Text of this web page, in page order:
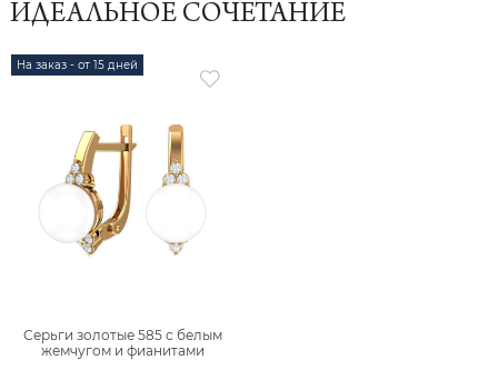
ИДЕАЛЬНОЕ СОЧЕТАНИЕ
На заказ - от 15 дней
Серьги золотые 585 с белым
жемчугом и фианитами